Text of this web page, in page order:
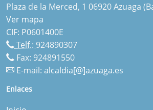
Plaza de la Merced, 1 06920 Azuaga
Ver mapa
CIF: P0601400E
Telf.: 924890307
Fax: 924891550
E-mail: alcaldia[@]azuaga.es
Enlaces